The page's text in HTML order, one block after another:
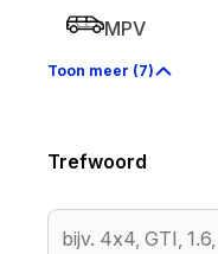
MPV
Toon meer (7)
Trefwoord